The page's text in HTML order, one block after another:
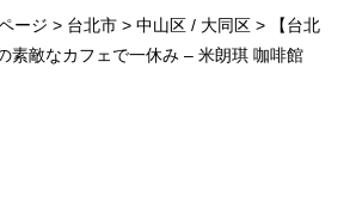
ージ > 台北市> 中山区 / 大同区>
【台北
素敵なカフェで一休み – 米朗琪 咖啡館